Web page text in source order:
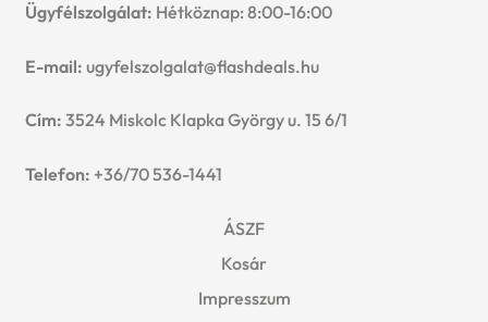
Ügyfélszolgálat: Hétköznap: 8:00-16:00
E-mail: ugyfelszolgalat@flashdeals.hu
Cím: 3524 Miskolc Klapka György u. 15 6/1
Telefon: +36/70 536-1441
ÁSZF
Kosár
Impresszum